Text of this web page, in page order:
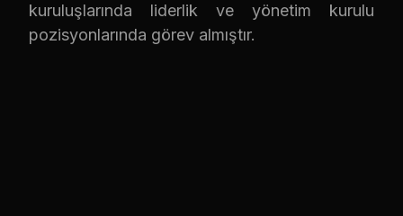
kuruluşlarında liderlik ve yönetim kurulu
pozisyonlarında görev almıştır.